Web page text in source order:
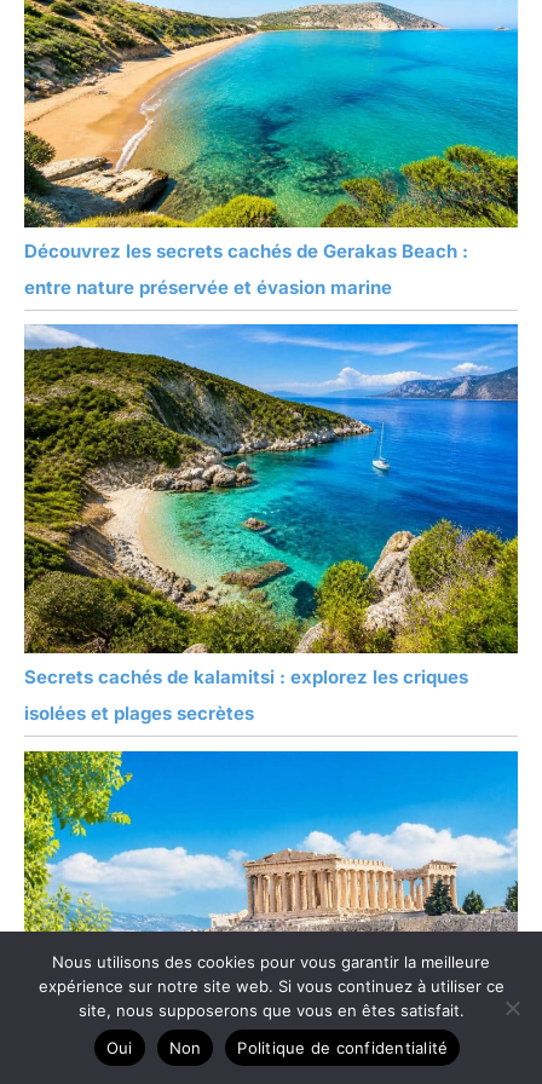
l'exception de la sonde
en acier inoxydable, le
produit lui-même n'est
pas étanche) FACILE À
NETTOYER ET
PRATIQUE : Le
thermomètres à viande
pliable peut être
facilement plié pour être
rangé. Grâce à la finition
magnétique ou au trou
vous pouvez facilement
l'attacher à votre four ou
à votre réfrigérateur ou le
suspendre n'importe où.
Après utilisation, il suffit
d'essuyer ou de rincer la
sonde
Découvrez les secrets cachés de Gerakas Beach :
entre nature préservée et évasion marine
Secrets cachés de kalamitsi : explorez les criques
isolées et plages secrètes
Nous utilisons des cookies pour vous garantir la meilleure
expérience sur notre site web. Si vous continuez à utiliser ce
site, nous supposerons que vous en êtes satisfait.
Oui
Non Politique de confidentialité